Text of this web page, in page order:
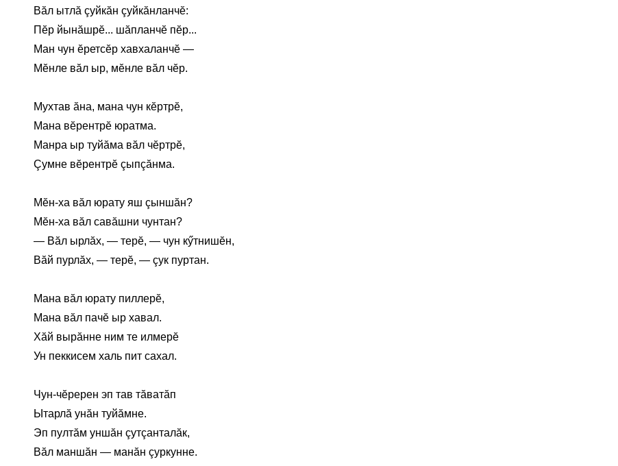
Вăл ытлă çуйкăн çуйкăнланчĕ:
Пĕр йынăшрĕ... шăпланчĕ пĕр...
Ман чун ĕретсĕр хавхаланчĕ —
Мĕнле вăл ыр, мĕнле вăл чĕр.
Мухтав ăна, мана чун кĕртрĕ,
Мана вĕрентрĕ юратма.
Манра ыр туйăма вăл чĕртрĕ,
Çумне вĕрентрĕ çыпçăнма.
Мĕн-ха вăл юрату яш çыншăн?
Мĕн-ха вăл савăшни чунтан?
— Вăл ырлăх, — терĕ, — чун кӳтнишĕн,
Вăй пурлăх, — терĕ, — çук пуртан.
Мана вăл юрату пиллерĕ,
Мана вăл пачĕ ыр хавал.
Хăй вырăнне ним те илмерĕ
Ун пеккисем халь пит сахал.
Чун-чĕререн эп тав тăватăп
Ытарлă унăн туйăмне.
Эп пултăм уншăн çутçанталăк,
Вăл маншăн — манăн çуркунне.